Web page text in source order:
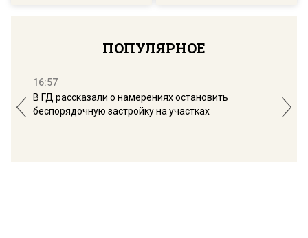
ПОПУЛЯРНОЕ
16:57
В ГД рассказали о намерениях остановить
беспорядочную застройку на участках